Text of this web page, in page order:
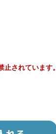
されています。